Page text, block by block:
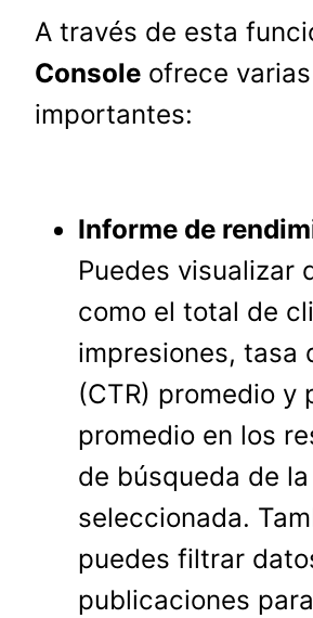
A través de esta
Console ofrece
importantes:
Informe de
Puedes visualizar
como el total de
impresiones, tasa
(CTR) promedio y
promedio en los
de búsqueda de
seleccionada.
puedes filtrar
publicaciones